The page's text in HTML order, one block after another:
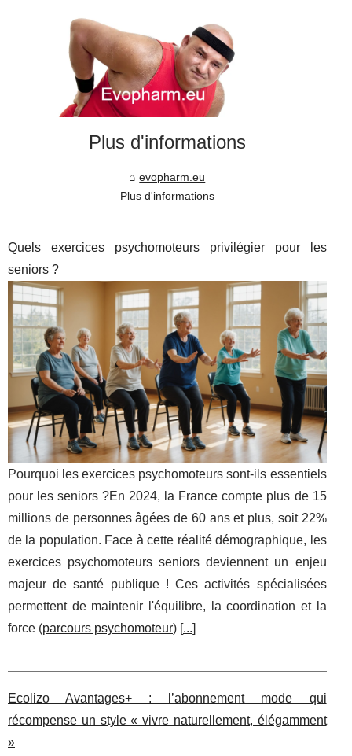
Plus d'informations
evopharm.eu
Plus d'informations
Quels exercices psychomoteurs privilégier pour les
seniors ?
Pourquoi les exercices psychomoteurs sont-ils essentiels
pour les seniors ?En 2024, la France compte plus de 15
millions de personnes âgées de 60 ans et plus, soit 22%
de la population. Face à cette réalité démographique, les
exercices psychomoteurs seniors deviennent un enjeu
majeur de santé publique ! Ces activités spécialisées
permettent de maintenir l'équilibre, la coordination et la
force (parcours psychomoteur) [...]
Ecolizo Avantages+ : l’abonnement mode qui
récompense un style « vivre naturellement, élégamment
»